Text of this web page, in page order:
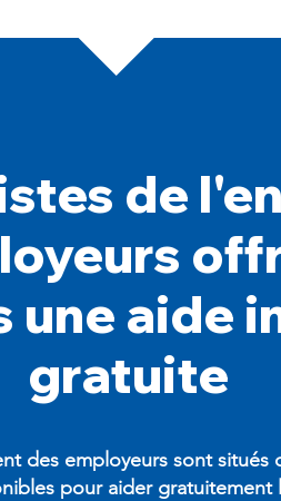
de
une aide
gratuite
des employeurs sont situés
pour aider gratuitement